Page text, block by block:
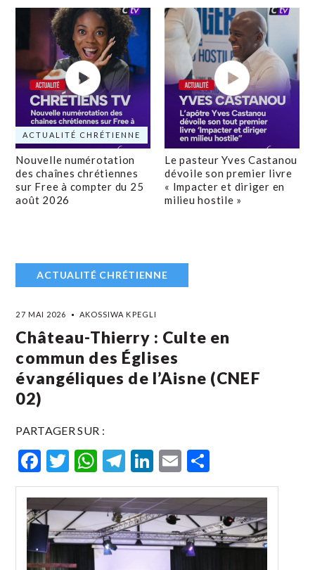
ACTUALITÉ CHRÉTIENNE
Nouvelle numérotation
des chaînes chrétiennes
sur Free à compter du 25
août 2026
Le pasteur Yves Castanou
dévoile son premier livre
« Impacter et diriger en
milieu hostile »
ACTUALITÉ CHRÉTIENNE
27 MAI 2026 AKOSSIWA KPEGLI
Château-Thierry : Culte en
commun des Églises
évangéliques de l’Aisne (CNEF
02)
PARTAGER SUR :
Facebook
Twitter
WhatsApp
Telegram
LinkedIn
Email